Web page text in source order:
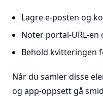
Lagre e-posten og
Noter portal-URL-en
Behold kvitteringen
Når du samler disse
og app-oppsett gå